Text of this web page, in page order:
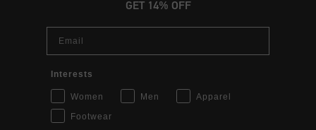
GET 14% OFF
Interests
Women Men
Apparel
Footwear